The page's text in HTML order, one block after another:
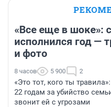
«Все еще в шоке»:
исполнился год —
и фото
8 часов 5 900 2
«Это тот, кого ты
22 годам за убийство
звонит ей с угрозами